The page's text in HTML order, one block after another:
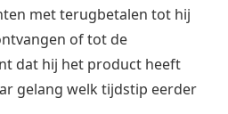
met terugbetalen tot hij
of tot de
dat hij het product heeft
gelang welk tijdstip eerder